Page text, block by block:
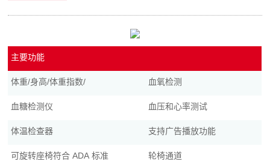
主要功能
体重/身高/体重指数/ 血氧检测
血糖检测仪 血压和心率测试
体温检查器 支持广告播放功能
可旋转座椅符合 ADA 标准 轮椅通道